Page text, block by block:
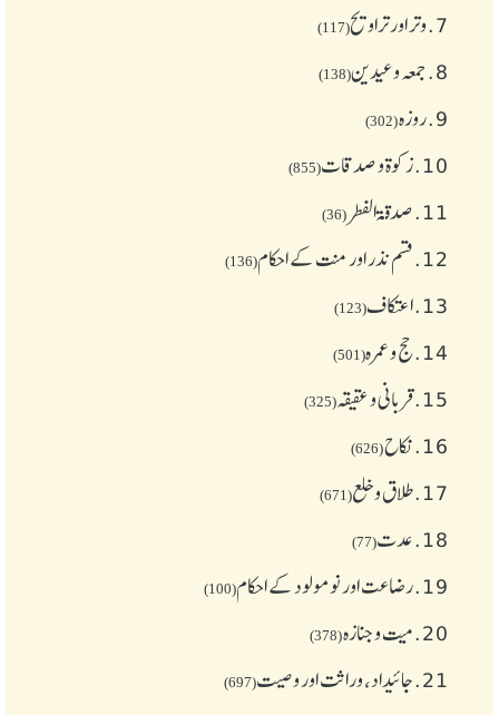
7. وتر اور تراویح(117)
8. جمعہ وعیدین(138)
9. روزہ(302)
10. زکوة و صدقات(855)
11. صدقۃ الفطر (36)
12. قسم نذر اور منت کے احکام(136)
13. اعتکاف(123)
14. حج و عمرہ(501)
15. قربانی و عقیقہ(325)
16. نکاح(626)
17. طلاق و خلع(671)
18. عدت(77)
19. رضاعت اور نومولود کے احکام(100)
20. میت و جنازہ(378)
21. جائیداد، وراثت اور وصیت(697)